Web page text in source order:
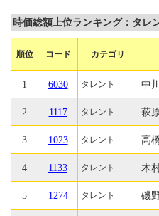
時価総額上位ランキング：タレ
順位 コード カテゴリ
1 6030 タレント 中
2 1117 タレント 萩
3 1023 タレント 高
4 1133 タレント 木
5 1274 タレント 磯